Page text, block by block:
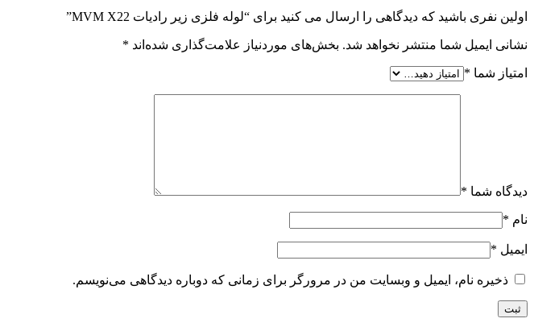
اولین نفری باشید که دیدگاهی را ارسال می کنید برای “لوله فلزی زیر رادیات MVM X22”
نشانی ایمیل شما منتشر نخواهد شد. بخش‌های موردنیاز علامت‌گذاری شده‌اند *
امتیاز شما *
دیدگاه شما *
نام *
ایمیل *
ذخیره نام، ایمیل و وبسایت من در مرورگر برای زمانی که دوباره دیدگاهی می‌نویسم.